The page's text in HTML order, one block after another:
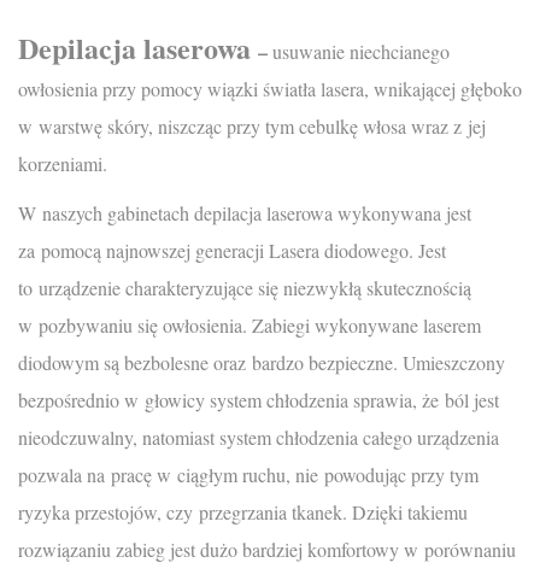
Depilacja laserowa –usuwanie niechcianego
owłosienia przy pomocy wiązki światła lasera, wnikającej głęboko
w warstwę skóry, niszcząc przy tym cebulkę włosa wraz z jej
korzeniami.
W naszych gabinetach depilacja laserowa wykonywana jest
za pomocą najnowszej generacji Lasera diodowego. Jest
to urządzenie charakteryzujące się niezwykłą skutecznością
w pozbywaniu się owłosienia. Zabiegi wykonywane laserem
diodowym są bezbolesne oraz bardzo bezpieczne. Umieszczony
bezpośrednio w głowicy system chłodzenia sprawia, że ból jest
nieodczuwalny, natomiast system chłodzenia całego urządzenia
pozwala na pracę w ciągłym ruchu, nie powodując przy tym
ryzyka przestojów, czy przegrzania tkanek. Dzięki takiemu
rozwiązaniu zabieg jest dużo bardziej komfortowy w porównaniu